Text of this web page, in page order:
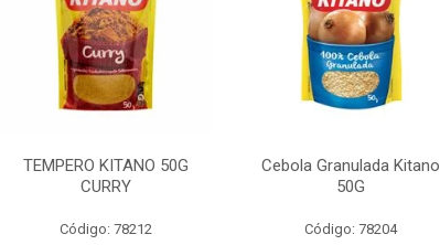
TEMPERO KITANO 50G
CURRY
Código: 78212
Cebola Granulada Kitano
50G
Código: 78204